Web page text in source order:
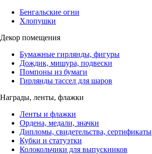
Бенгальские огни
Хлопушки
Декор помещения
Бумажные гирлянды, фигуры
Дождик, мишура, подвески
Помпоны из бумаги
Гирлянды тассел для шаров
Награды, ленты, флажки
Ленты и флажки
Ордена, медали, значки
Дипломы, свидетельства, сертификаты
Кубки и статуэтки
Колокольчики для выпускников